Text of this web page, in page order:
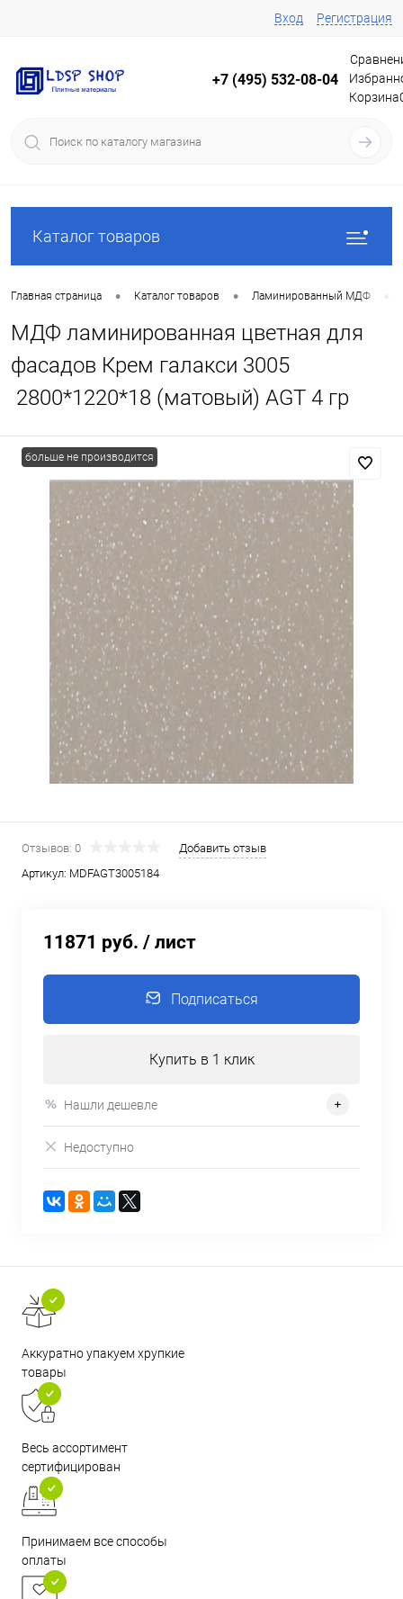
Вход Регистрация
+7 (495) 532-08-04
Корзина
Каталог товаров
Главная страница • Каталог товаров • Ламинированный МДФ
МДФ ламинированная цветная для
фасадов Крем галакси 3005
2800*1220*18 (матовый) AGT 4 гр
больше не производится
Отзывов: 0
Добавить отзыв
Артикул: MDFAGT3005184
11871 руб. / лист
Подписаться
Купить в 1 клик
Нашли дешевле
Недоступно
Аккуратно упакуем хрупкие
товары
Весь ассортимент
сертифицирован
Принимаем все способы
оплаты